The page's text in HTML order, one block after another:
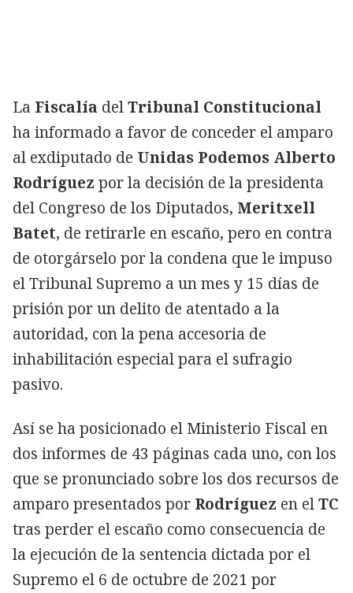
La Fiscalía delTribunal Constitucional
ha informado a favor de conceder el amparo
al exdiputado de Unidas Podemos Alberto
Rodríguez por la decisión de la presidenta
del Congreso de los Diputados, Meritxell
Batet, de retirarle en escaño, pero en contra
de otorgárselo por la condena que le impuso
el Tribunal Supremo a un mes y 15 días de
prisión por un delito de atentado a la
autoridad, con la pena accesoria de
inhabilitación especial para el sufragio
pasivo.
Así se ha posicionado el Ministerio Fiscal en
dos informes de 43 páginas cada uno, con los
que se pronunciado sobre los dos recursos de
amparo presentados por Rodríguez en elTC
tras perder el escaño como consecuencia de
la ejecución de la sentencia dictada por el
Supremo el 6 de octubre de 2021 por